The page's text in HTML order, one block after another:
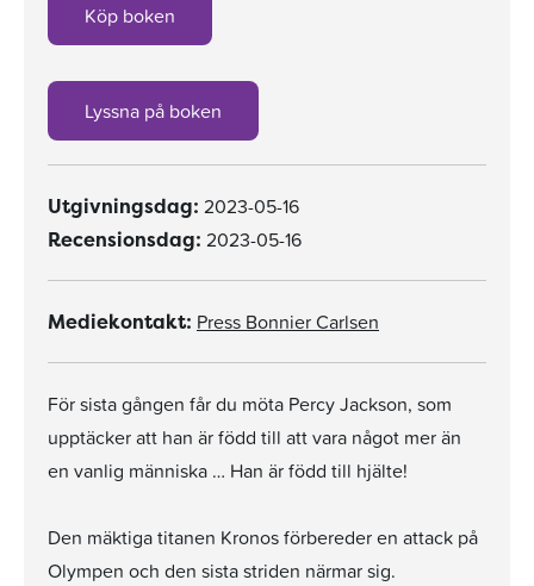
Köp boken
Lyssna på boken
Utgivningsdag: 2023-05-16
Recensionsdag: 2023-05-16
Mediekontakt: Press Bonnier Carlsen
För sista gången får du möta Percy Jackson, som
upptäcker att han är född till att vara något mer än
en vanlig människa … Han är född till hjälte!
Den mäktiga titanen Kronos förbereder en attack på
Olympen och den sista striden närmar sig.